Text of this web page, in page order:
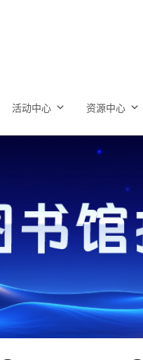
活动中心 资源中心